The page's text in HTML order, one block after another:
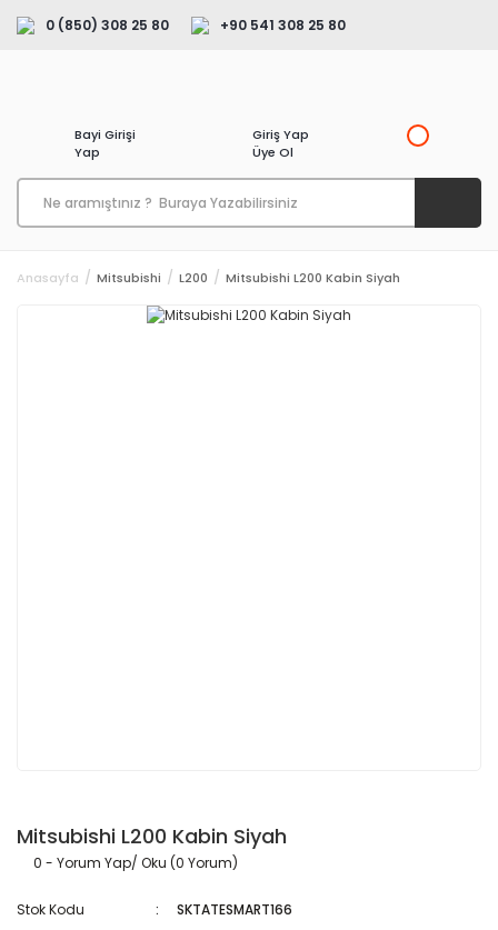
0 (850) 308 25 80 +90 541 308 25 80
Bayi Girişi
Yap
Giriş Yap
Üye Ol
Anasayfa Mitsubishi L200 Mitsubishi L200 Kabin Siyah
Mitsubishi L200 Kabin Siyah
0 - Yorum Yap/ Oku (0 Yorum)
Stok Kodu SKTATESMART166